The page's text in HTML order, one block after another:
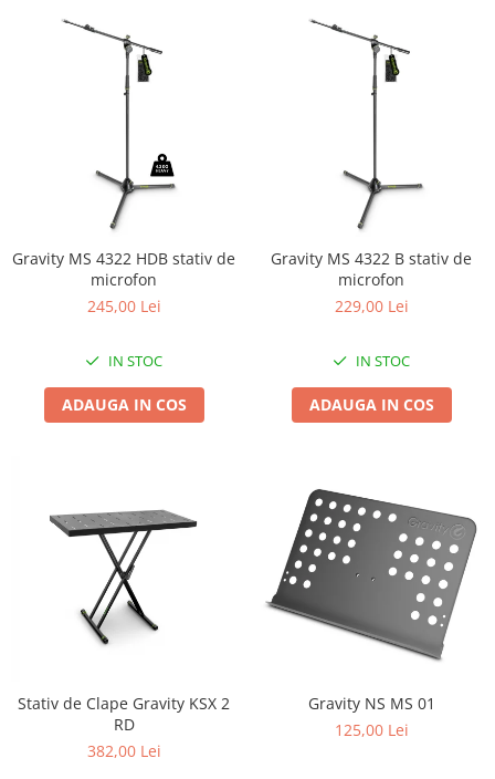
Gravity MS 4322 HDB stativ de
microfon
245,00 Lei
IN STOC
ADAUGA IN COS
Gravity MS 4322 B stativ de
microfon
229,00 Lei
IN STOC
ADAUGA IN COS
Stativ de Clape Gravity KSX 2
RD
382,00 Lei
Gravity NS MS 01
125,00 Lei